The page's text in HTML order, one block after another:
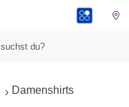
Damenshirts